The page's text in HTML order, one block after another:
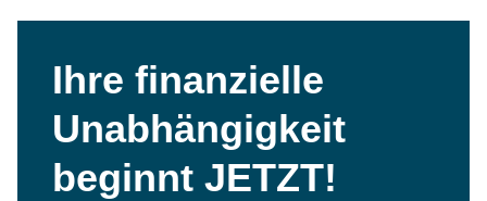
Ihre finanzielle
Unabhängigkeit
beginnt JETZT!